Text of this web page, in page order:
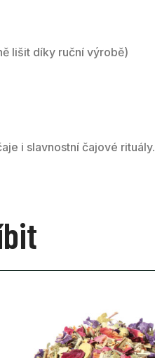
lišit díky ruční výrobě)
i slavnostní čajové rituály.